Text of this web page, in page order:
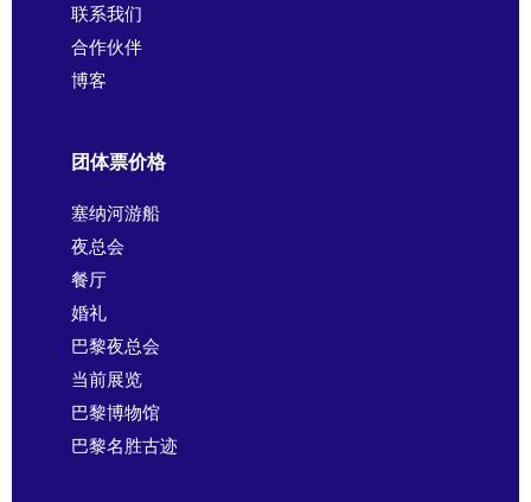
联系我们
合作伙伴
博客
团体票价格
塞纳河游船
夜总会
餐厅
婚礼
巴黎夜总会
当前展览
巴黎博物馆
巴黎名胜古迹